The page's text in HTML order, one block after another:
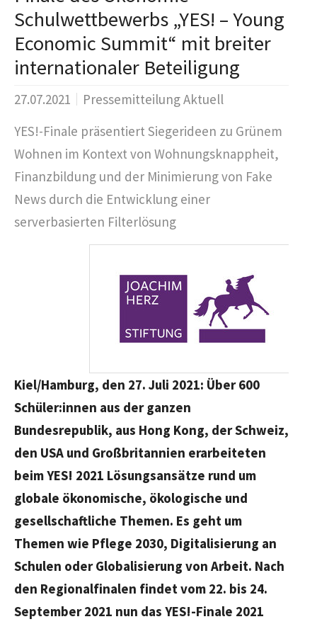
Schulwettbewerbs „YES! – Young
Economic Summit“ mit breiter
internationaler Beteiligung
27.07.2021
Pressemitteilung Aktuell
YES!-Finale präsentiert Siegerideen zu Grünem
Wohnen im Kontext von Wohnungsknappheit,
Finanzbildung und der Minimierung von Fake
News durch die Entwicklung einer
serverbasierten Filterlösung
Kiel/Hamburg, den 27. Juli 2021: Über 600
Schüler:innen aus der ganzen
Bundesrepublik, aus Hong Kong, der Schweiz,
den USA und Großbritannien erarbeiteten
beim YES! 2021 Lösungsansätze rund um
globale ökonomische, ökologische und
gesellschaftliche Themen. Es geht um
Themen wie Pflege 2030, Digitalisierung an
Schulen oder Globalisierung von Arbeit. Nach
den Regionalfinalen findet vom 22. bis 24.
September 2021 nun das YES!-Finale 2021